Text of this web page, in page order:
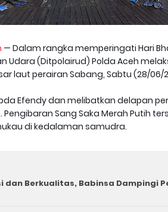
— Dalam rangka memperingati Hari
Udara (Ditpolairud) Polda Aceh
laut perairan Sabang, Sabtu (28/06/
Efendy dan melibatkan delapan
Pengibaran Sang Saka Merah Putih
di kedalaman samudra.
dan Berkualitas, Babinsa Dampingi